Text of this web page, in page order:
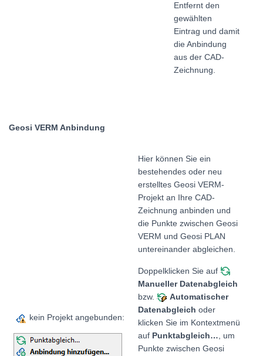
Entfernt den
gewählten
Eintrag und damit
die Anbindung
aus der CAD-
Zeichnung.
Geosi VERM Anbindung
kein Projekt angebunden:
Hier können Sie ein
bestehendes oder neu
erstelltes Geosi VERM-
Projekt an Ihre CAD-
Zeichnung anbinden und
die Punkte zwischen Geosi
VERM und Geosi PLAN
untereinander abgleichen.
Doppelklicken Sie auf
Manueller Datenabgleich
bzw.
Automatischer
Datenabgleich oder
klicken Sie im Kontextmenü
auf Punktabgleich… , um
Punkte zwischen Geosi